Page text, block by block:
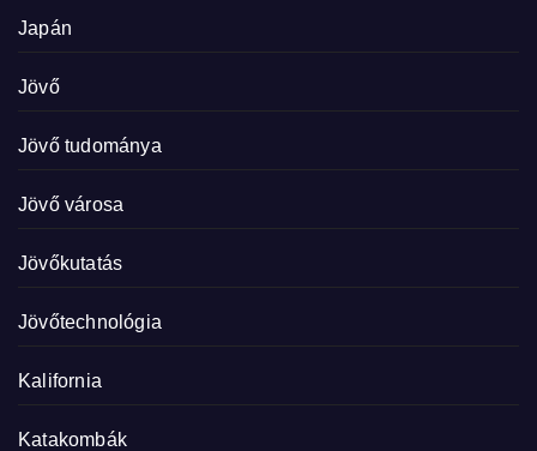
Japán
Jövő
Jövő tudománya
Jövő városa
Jövőkutatás
Jövőtechnológia
Kalifornia
Katakombák